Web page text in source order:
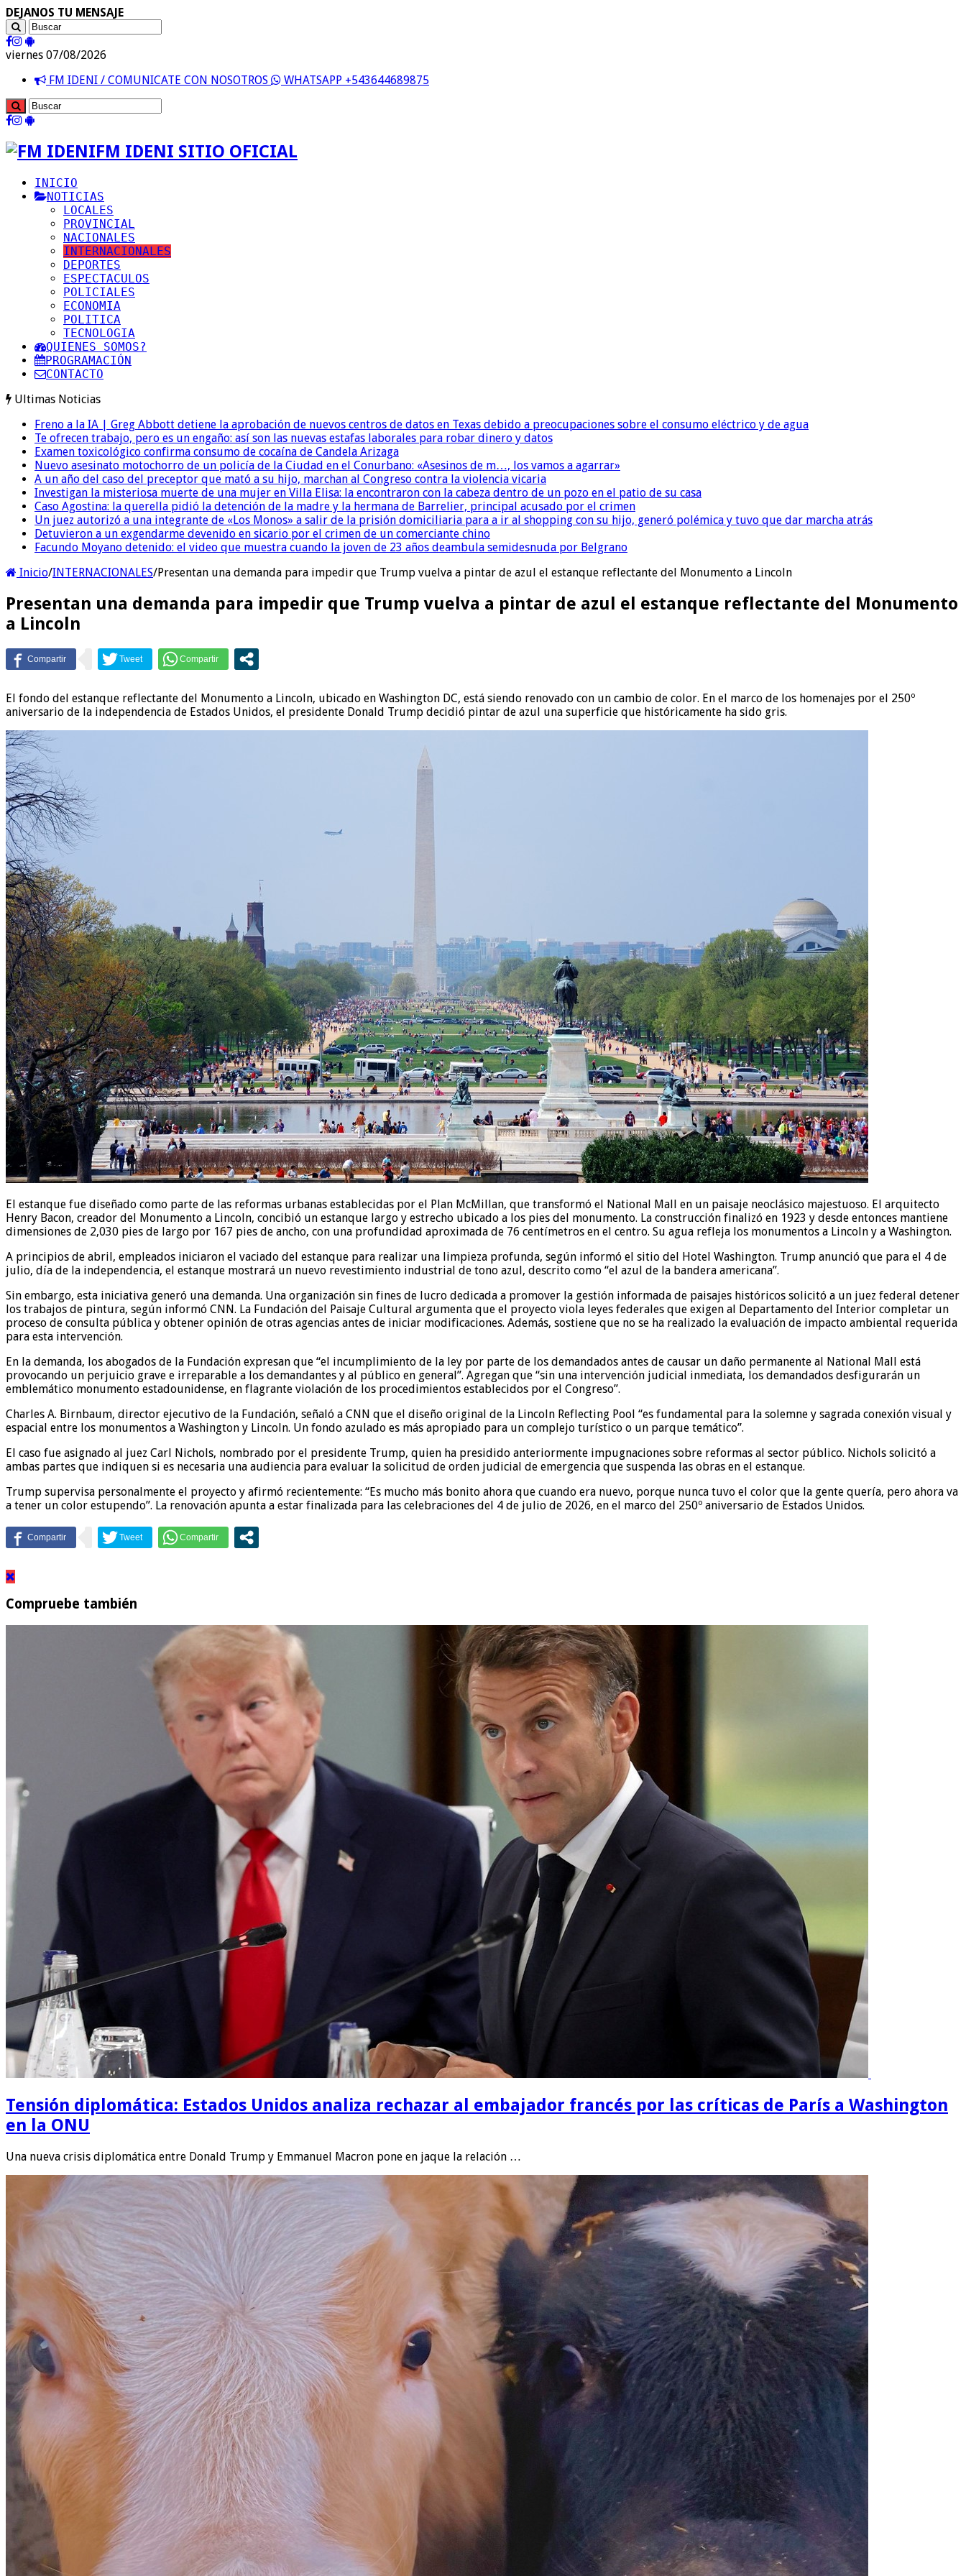
DEJANOS TU MENSAJE
viernes 07/08/2026
FM IDENI / COMUNICATE CON NOSOTROS
WHATSAPP +543644689875
FM IDENI SITIO OFICIAL
INICIO
NOTICIAS
LOCALES
PROVINCIAL
NACIONALES
INTERNACIONALES
DEPORTES
ESPECTACULOS
POLICIALES
ECONOMIA
POLITICA
TECNOLOGIA
QUIENES SOMOS?
PROGRAMACIÓN
CONTACTO
Ultimas Noticias
Freno a la IA | Greg Abbott detiene la aprobación de nuevos centros de datos en Texas debido a preocupaciones sobre el consumo eléctrico y de agua
Te ofrecen trabajo, pero es un engaño: así son las nuevas estafas laborales para robar dinero y datos
Examen toxicológico confirma consumo de cocaína de Candela Arizaga
Nuevo asesinato motochorro de un policía de la Ciudad en el Conurbano: «Asesinos de m…, los vamos a agarrar»
A un año del caso del preceptor que mató a su hijo, marchan al Congreso contra la violencia vicaria
Investigan la misteriosa muerte de una mujer en Villa Elisa: la encontraron con la cabeza dentro de un pozo en el patio de su casa
Caso Agostina: la querella pidió la detención de la madre y la hermana de Barrelier, principal acusado por el crimen
Un juez autorizó a una integrante de «Los Monos» a salir de la prisión domiciliaria para a ir al shopping con su hijo, generó polémica y tuvo que dar marcha atrás
Detuvieron a un exgendarme devenido en sicario por el crimen de un comerciante chino
Facundo Moyano detenido: el video que muestra cuando la joven de 23 años deambula semidesnuda por Belgrano
Inicio/INTERNACIONALES/Presentan una demanda para impedir que Trump vuelva a pintar de azul el estanque reflectante del Monumento a Lincoln
Presentan una demanda para impedir que Trump vuelva a pintar de azul el estanque reflectante del Monumento
a Lincoln
El fondo del estanque reflectante del Monumento a Lincoln, ubicado en Washington DC, está siendo renovado con un cambio de color. En el marco de los homenajes por el 250º
aniversario de la independencia de Estados Unidos, el presidente Donald Trump decidió pintar de azul una superficie que históricamente ha sido gris.
El estanque fue diseñado como parte de las reformas urbanas establecidas por el Plan McMillan, que transformó el National Mall en un paisaje neoclásico majestuoso. El arquitecto
Henry Bacon, creador del Monumento a Lincoln, concibió un estanque largo y estrecho ubicado a los pies del monumento. La construcción finalizó en 1923 y desde entonces mantiene
dimensiones de 2,030 pies de largo por 167 pies de ancho, con una profundidad aproximada de 76 centímetros en el centro. Su agua refleja los monumentos a Lincoln y a Washington.
A principios de abril, empleados iniciaron el vaciado del estanque para realizar una limpieza profunda, según informó el sitio del Hotel Washington. Trump anunció que para el 4 de
julio, día de la independencia, el estanque mostrará un nuevo revestimiento industrial de tono azul, descrito como “el azul de la bandera americana”.
Sin embargo, esta iniciativa generó una demanda. Una organización sin fines de lucro dedicada a promover la gestión informada de paisajes históricos solicitó a un juez federal detener
los trabajos de pintura, según informó CNN. La Fundación del Paisaje Cultural argumenta que el proyecto viola leyes federales que exigen al Departamento del Interior completar un
proceso de consulta pública y obtener opinión de otras agencias antes de iniciar modificaciones. Además, sostiene que no se ha realizado la evaluación de impacto ambiental requerida
para esta intervención.
En la demanda, los abogados de la Fundación expresan que “el incumplimiento de la ley por parte de los demandados antes de causar un daño permanente al National Mall está
provocando un perjuicio grave e irreparable a los demandantes y al público en general”. Agregan que “sin una intervención judicial inmediata, los demandados desfigurarán un
emblemático monumento estadounidense, en flagrante violación de los procedimientos establecidos por el Congreso”.
Charles A. Birnbaum, director ejecutivo de la Fundación, señaló a CNN que el diseño original de la Lincoln Reflecting Pool “es fundamental para la solemne y sagrada conexión visual y
espacial entre los monumentos a Washington y Lincoln. Un fondo azulado es más apropiado para un complejo turístico o un parque temático”.
El caso fue asignado al juez Carl Nichols, nombrado por el presidente Trump, quien ha presidido anteriormente impugnaciones sobre reformas al sector público. Nichols solicitó a
ambas partes que indiquen si es necesaria una audiencia para evaluar la solicitud de orden judicial de emergencia que suspenda las obras en el estanque.
Trump supervisa personalmente el proyecto y afirmó recientemente: “Es mucho más bonito ahora que cuando era nuevo, porque nunca tuvo el color que la gente quería, pero ahora va
a tener un color estupendo”. La renovación apunta a estar finalizada para las celebraciones del 4 de julio de 2026, en el marco del 250º aniversario de Estados Unidos.
Compruebe también
Tensión diplomática: Estados Unidos analiza rechazar al embajador francés por las críticas de París a Washington
en la ONU
Una nueva crisis diplomática entre Donald Trump y Emmanuel Macron pone en jaque la relación …